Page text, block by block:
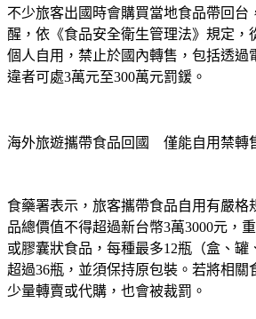
不少旅客出國時會購買當地食品帶回台
醒，依《食品安全衛生管理法》規定，
個人自用，禁止於國內轉售，包括透過
違者可處3萬元至300萬元罰鍰。
海外旅遊攜帶食品回國　僅能自用禁轉
食藥署表示，旅客攜帶食品自用有嚴格
品總價值不得超過新台幣3萬3000元，
或膠囊狀食品，每種最多12瓶（盒、罐
超過36瓶，並須保持原包裝。若將相關
少量轉賣或代購，也會被裁罰。